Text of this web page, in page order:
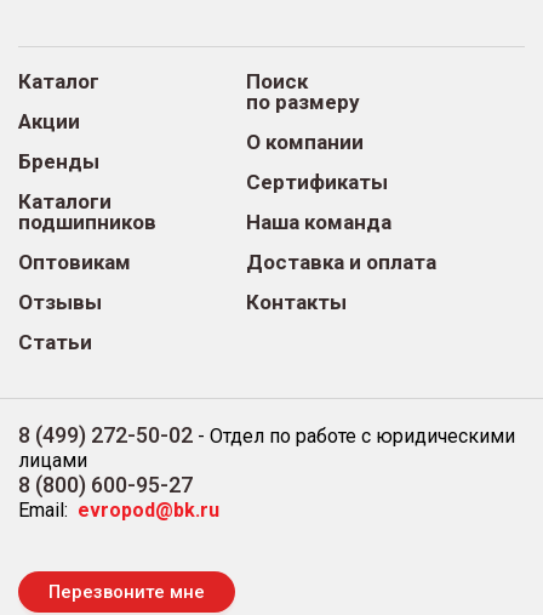
Каталог
Акции
Бренды
Каталоги
подшипников
Оптовикам
Отзывы
Статьи
Поиск
по размеру
О компании
Сертификаты
Наша команда
Доставка и оплата
Контакты
8 (499) 272-50-02 - Отдел по работе с юридическими
лицами
8 (800) 600-95-27
Email: evropod@bk.ru
Перезвоните мне